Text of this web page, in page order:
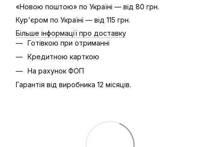
«Новою поштою» по Україні — від 80 грн.
Кур'єром по Україні — від 115 грн.
Більше інформації про доставку
Готівкою при отриманні
Кредитною карткою
На рахунок ФОП
Гарантія від виробника 12 місяців.